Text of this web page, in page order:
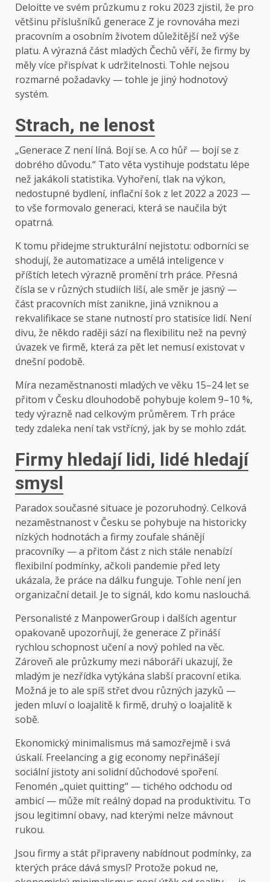
Deloitte ve svém průzkumu z roku 2023 zjistil, že pro
většinu příslušníků generace Z je rovnováha mezi
pracovním a osobním životem důležitější než výše
platu. A výrazná část mladých Čechů věří, že firmy by
měly více přispívat k udržitelnosti. Tohle nejsou
rozmarné požadavky — tohle je jiný hodnotový
systém.
Strach, ne lenost
„Generace Z není líná. Bojí se. A co hůř — bojí se z
dobrého důvodu.“ Tato věta vystihuje podstatu lépe
než jakákoli statistika. Vyhoření, tlak na výkon,
nedostupné bydlení, inflační šok z let 2022 a 2023 —
to vše formovalo generaci, která se naučila být
opatrná.
K tomu přidejme strukturální nejistotu: odborníci se
shodují, že automatizace a umělá inteligence v
příštích letech výrazně promění trh práce. Přesná
čísla se v různých studiích liší, ale směr je jasný —
část pracovních míst zanikne, jiná vzniknou a
rekvalifikace se stane nutností pro statisíce lidí. Není
divu, že někdo raději sází na flexibilitu než na pevný
úvazek ve firmě, která za pět let nemusí existovat v
dnešní podobě.
Míra nezaměstnanosti mladých ve věku 15–24 let se
přitom v Česku dlouhodobě pohybuje kolem 9–10 %,
tedy výrazně nad celkovým průměrem. Trh práce
tedy zdaleka není tak vstřícný, jak by se mohlo zdát.
Firmy hledají lidi, lidé hledají
smysl
Paradox současné situace je pozoruhodný. Celková
nezaměstnanost v Česku se pohybuje na historicky
nízkých hodnotách a firmy zoufale shánějí
pracovníky — a přitom část z nich stále nenabízí
flexibilní podmínky, ačkoli pandemie před lety
ukázala, že práce na dálku funguje. Tohle není jen
organizační detail. Je to signál, kdo komu naslouchá.
Personalisté z ManpowerGroup i dalších agentur
opakovaně upozorňují, že generace Z přináší
rychlou schopnost učení a nový pohled na věc.
Zároveň ale průzkumy mezi náboráři ukazují, že
mladým je nezřídka vytýkána slabší pracovní etika.
Možná je to ale spíš střet dvou různých jazyků —
jeden mluví o loajalitě k firmě, druhý o loajalitě k
sobě.
Ekonomický minimalismus má samozřejmě i svá
úskalí. Freelancing a gig economy nepřinášejí
sociální jistoty ani solidní důchodové spoření.
Fenomén „quiet quitting“ — tichého odchodu od
ambicí — může mít reálný dopad na produktivitu. To
jsou legitimní obavy, nad kterými nelze mávnout
rukou.
Jsou firmy a stát připraveny nabídnout podmínky, za
kterých práce dává smysl? Protože pokud ne,